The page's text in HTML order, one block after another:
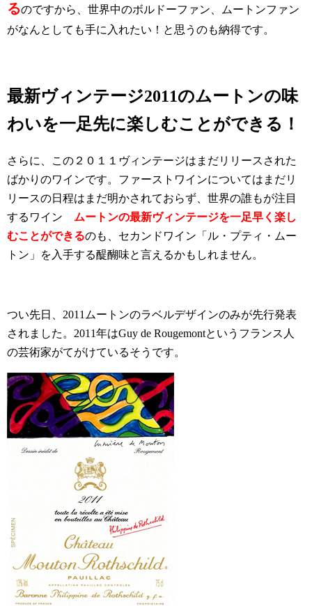
るのですから、世界中のボルドーファン、ムートンファン
がなんとしても手に入れたい！と思うのも納得です。
最新ヴィンテージ2011のムートンの味
わいを一足先に楽しむことができる！
さらに、この２０１１ヴィンテージはまだリリースされた
ばかりのワインです。ファーストワインについてはまだリ
リースの日程はまだ明かされておらず、世界の誰もが注目
するワイン ムートンの最新ヴィンテージを一足早く楽し
むことができるのも、セカンドワイン「ル・プティ・ムー
トン」を入手する醍醐味と言えるかもしれません。
つい先日、2011ムートンのラベルデザインのみが先行発表
されました。2011年はGuy de Rougemontというフランス人
の芸術家がてがけているそうです。